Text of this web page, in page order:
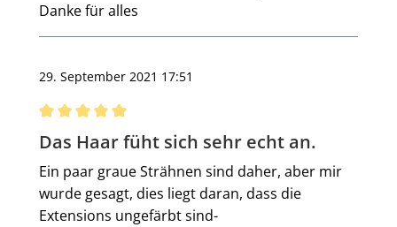
Danke für alles
29. September 2021 17:51
Bewertung mit 5 von 5 Sternen
Das Haar füht sich sehr echt an.
Ein paar graue Strähnen sind daher, aber mir
wurde gesagt, dies liegt daran, dass die
Extensions ungefärbt sind-